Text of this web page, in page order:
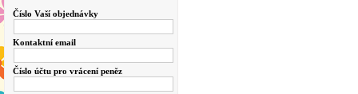
Číslo Vaší objednávky
Kontaktní email
Číslo účtu pro vrácení peněz